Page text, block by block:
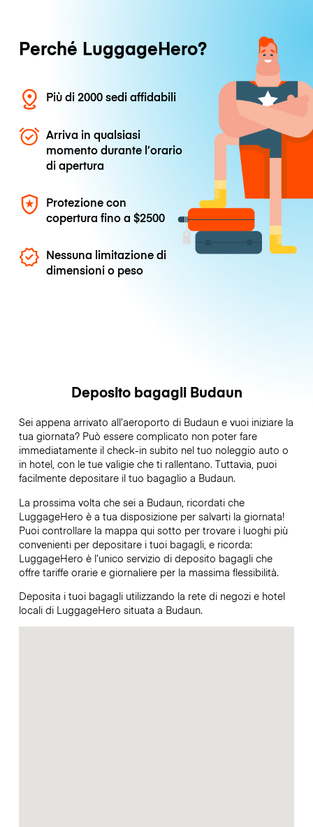
Perché LuggageHero?
Più di 2000 sedi affidabili
Arriva in qualsiasi
momento durante l’orario
di apertura
Protezione con
copertura fino a$2500
Nessuna limitazione di
dimensioni o peso
Deposito bagagli Budaun
Sei appena arrivato all’aeroporto di Budaun e vuoi iniziare la
tua giornata? Può essere complicato non poter fare
immediatamente il check-in subito nel tuo noleggio auto o
in hotel, con le tue valigie che ti rallentano. Tuttavia, puoi
facilmente depositare il tuo bagaglio a Budaun.
La prossima volta che sei a Budaun, ricordati che
LuggageHero è a tua disposizione per salvarti la giornata!
Puoi controllare la mappa qui sotto per trovare i luoghi più
convenienti per depositare i tuoi bagagli, e ricorda:
LuggageHero è l’unico servizio di deposito bagagli che
offre tariffe orarie e giornaliere per la massima flessibilità.
Deposita i tuoi bagagli utilizzando la rete di negozi e hotel
locali di LuggageHero situata a Budaun.